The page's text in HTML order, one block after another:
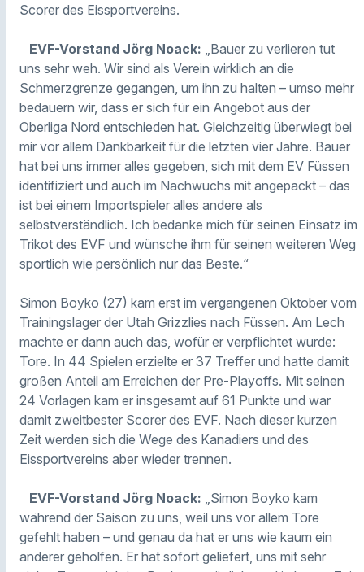
Scorer des Eissportvereins.
EVF-Vorstand Jörg Noack: „Bauer zu verlieren tut
uns sehr weh. Wir sind als Verein wirklich an die
Schmerzgrenze gegangen, um ihn zu halten – umso mehr
bedauern wir, dass er sich für ein Angebot aus der
Oberliga Nord entschieden hat. Gleichzeitig überwiegt bei
mir vor allem Dankbarkeit für die letzten vier Jahre. Bauer
hat bei uns immer alles gegeben, sich mit dem EV Füssen
identifiziert und auch im Nachwuchs mit angepackt – das
ist bei einem Importspieler alles andere als
selbstverständlich. Ich bedanke mich für seinen Einsatz im
Trikot des EVF und wünsche ihm für seinen weiteren Weg
sportlich wie persönlich nur das Beste.“
Simon Boyko (27) kam erst im vergangenen Oktober vom
Trainingslager der Utah Grizzlies nach Füssen. Am Lech
machte er dann auch das, wofür er verpflichtet wurde:
Tore. In 44 Spielen erzielte er 37 Treffer und hatte damit
großen Anteil am Erreichen der Pre-Playoffs. Mit seinen
24 Vorlagen kam er insgesamt auf 61 Punkte und war
damit zweitbester Scorer des EVF. Nach dieser kurzen
Zeit werden sich die Wege des Kanadiers und des
Eissportvereins aber wieder trennen.
EVF-Vorstand Jörg Noack: „Simon Boyko kam
während der Saison zu uns, weil uns vor allem Tore
gefehlt haben – und genau da hat er uns wie kaum ein
anderer geholfen. Er hat sofort geliefert, uns mit sehr